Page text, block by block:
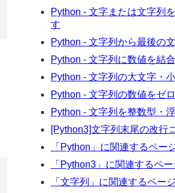
Python - 文字または文字列
す
Python - 文字列から最後の
Python - 文字列に数値を結
Python - 文字列の大文字・
Python - 文字列の数値をゼ
Python - 文字列を整数型・
[Python3]文字列末尾の改行
「Python」に関連するペー
「Python3」に関連するペー
「文字列」に関連するページ